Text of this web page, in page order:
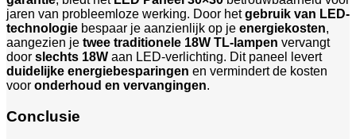
jaren van probleemloze werking. Door hetgebruik van LED-
technologie bespaar je aanzienlijk op je energiekosten,
aangezien je twee traditionele 18W TL-lampen vervangt
door slechts 18W aan LED-verlichting. Dit paneel levert
duidelijke energiebesparingen en vermindert de kosten
voor onderhoud en vervangingen.
Conclusie